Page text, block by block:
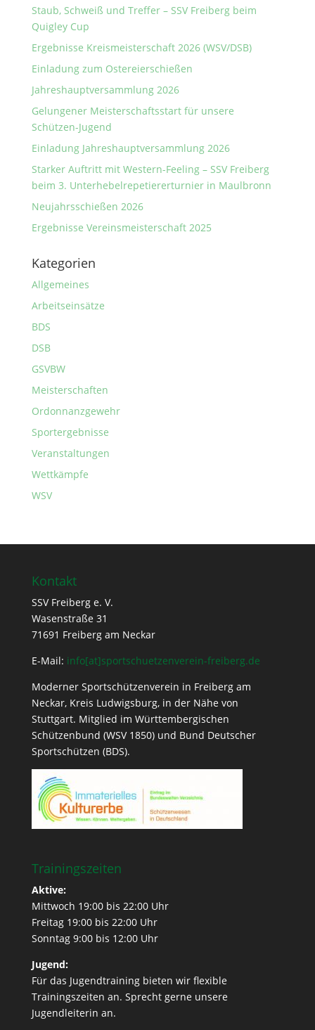
Staub, Schweiß und Treffer – SSV Freiberg beim
Quigley Cup
Ergebnisse Kreismeisterschaft 2026 (WSV/DSB)
Einladung zum Ostereierschießen
Jahreshauptversammlung 2026
Gelungener Meisterschaftsstart für unsere
Schützen-Jugend
Einladung Jahreshauptversammlung 2026
Starker Auftritt mit Western-Feeling – SSV Freiberg
beim 3. Unterhebelrepetiererturnier in Maulbronn
Neujahrsschießen 2026
Ergebnisse Vereinsmeisterschaft 2025
Kategorien
Allgemeines
Arbeitseinsätze
BDS
DSB
GSVBW
Meisterschaften
Ordonnanzgewehr
Sportergebnisse
Veranstaltungen
Wettkämpfe
WSV
Kontakt
SSV Freiberg e. V.
Wasenstraße 31
71691 Freiberg am Neckar
E-Mail: info[at]sportschuetzenverein-freiberg.de
Moderner Sportschützenverein in Freiberg am
Neckar, Kreis Ludwigsburg, in der Nähe von
Stuttgart. Mitglied im Württembergischen
Schützenbund (WSV 1850) und Bund Deutscher
Sportschützen (BDS).
Trainingszeiten
Aktive:
Mittwoch 19:00 bis 22:00 Uhr
Freitag 19:00 bis 22:00 Uhr
Sonntag 9:00 bis 12:00 Uhr
Jugend:
Für das Jugendtraining bieten wir flexible
Trainingszeiten an. Sprecht gerne unsere
Jugendleiterin an.